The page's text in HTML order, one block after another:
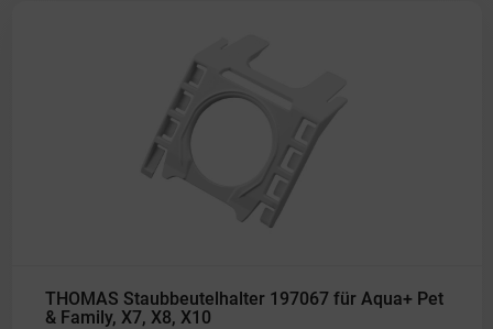
THOMAS Staubbeutelhalter 197067 für Aqua+ Pet
& Family, X7, X8, X10